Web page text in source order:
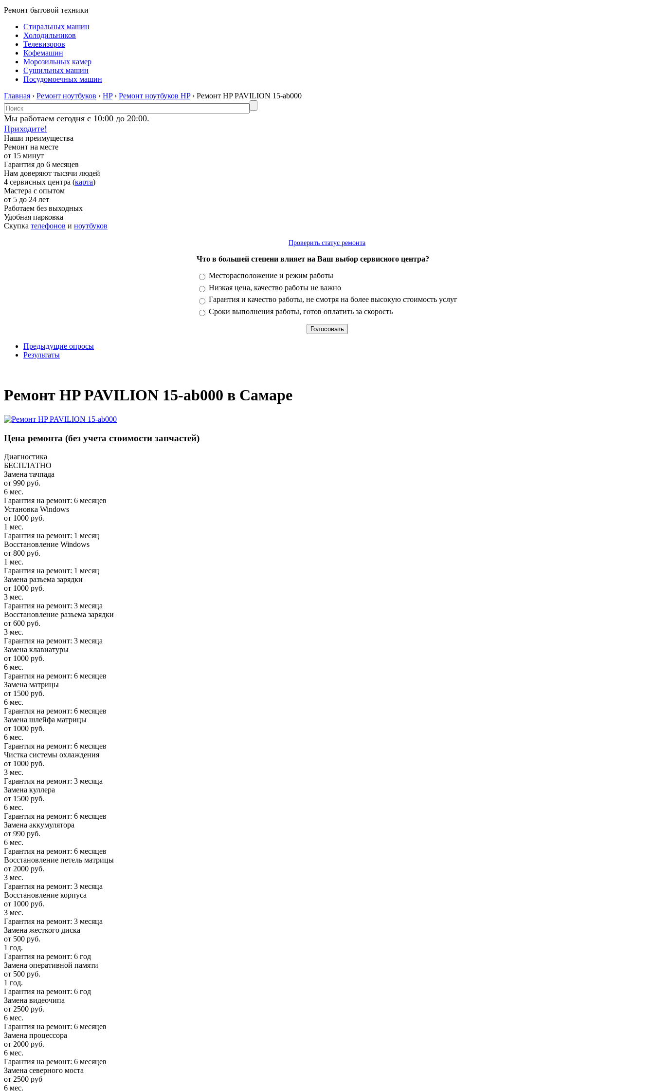
Ремонт бытовой техники
Стиральных машин
Холодильников
Телевизоров
Кофемашин
Морозильных камер
Сушильных машин
Посудомоечных машин
Главная › Ремонт ноутбуков › HP› Ремонт ноутбуков HP› Ремонт HP PAVILION 15-ab000
Мы работаем сегодня с 10:00 до 20:00.
Приходите!
Наши преимущества
Ремонт на месте
от 15 минут
Гарантия до 6 месяцев
Нам доверяют тысячи людей
4 сервисных центра (карта)
Мастера с опытом
от 5 до 24 лет
Работаем без выходных
Удобная парковка
Скупка телефонов и ноутбуков
Проверить статус ремонта
Что в большей степени влияет на Ваш выбор сервисного центра?
Варианты
Месторасположение и режим работы
Низкая цена, качество работы не важно
Гарантия и качество работы, не смотря на более высокую стоимость услуг
Сроки выполнения работы, готов оплатить за скорость
Предыдущие опросы
Результаты
Ремонт HP PAVILION 15-ab000 в Самаре
Цена ремонта (без учета стоимости запчастей)
Диагностика
БЕСПЛАТНО
Замена тачпада
от 990 руб.
6 мес.
Гарантия на ремонт: 6 месяцев
Установка Windows
от 1000 руб.
1 мес.
Гарантия на ремонт: 1 месяц
Восстановление Windows
от 800 руб.
1 мес.
Гарантия на ремонт: 1 месяц
Замена разъема зарядки
от 1000 руб.
3 мес.
Гарантия на ремонт: 3 месяца
Восстановление разъема зарядки
от 600 руб.
3 мес.
Гарантия на ремонт: 3 месяца
Замена клавиатуры
от 1000 руб.
6 мес.
Гарантия на ремонт: 6 месяцев
Замена матрицы
от 1500 руб.
6 мес.
Гарантия на ремонт: 6 месяцев
Замена шлейфа матрицы
от 1000 руб.
6 мес.
Гарантия на ремонт: 6 месяцев
Чистка системы охлаждения
от 1000 руб.
3 мес.
Гарантия на ремонт: 3 месяца
Замена куллера
от 1500 руб.
6 мес.
Гарантия на ремонт: 6 месяцев
Замена аккумулятора
от 990 руб.
6 мес.
Гарантия на ремонт: 6 месяцев
Восстановление петель матрицы
от 2000 руб.
3 мес.
Гарантия на ремонт: 3 месяца
Восстановление корпуса
от 1000 руб.
3 мес.
Гарантия на ремонт: 3 месяца
Замена жесткого диска
от 500 руб.
1 год.
Гарантия на ремонт: 6 год
Замена оперативной памяти
от 500 руб.
1 год.
Гарантия на ремонт: 6 год
Замена видеочипа
от 2500 руб.
6 мес.
Гарантия на ремонт: 6 месяцев
Замена процессора
от 2000 руб.
6 мес.
Гарантия на ремонт: 6 месяцев
Замена северного моста
от 2500 руб
6 мес.